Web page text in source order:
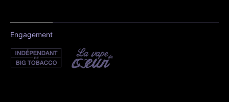
Engagement